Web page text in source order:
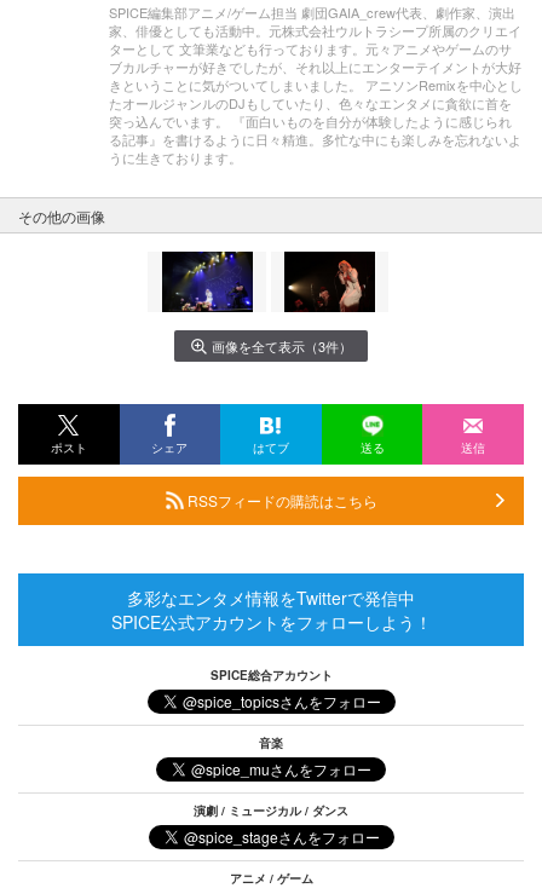
SPICE編集部アニメ/ゲーム担当 劇団GAIA_crew代表、劇作家、演出
家、俳優としても活動中。元株式会社ウルトラシープ所属のクリエイ
ターとして 文筆業なども行っております。元々アニメやゲームのサ
ブカルチャーが好きでしたが、それ以上にエンターテイメントが大好
きということに気がついてしまいました。 アニソンRemixを中心とし
たオールジャンルのDJもしていたり、色々なエンタメに貪欲に首を
突っ込んでいます。 『面白いものを自分が体験したように感じられ
る記事』を書けるように日々精進。多忙な中にも楽しみを忘れないよ
うに生きております。
その他の画像
画像を全て表示（3件）
ポスト シェア はてブ 送る 送信
RSSフィードの購読はこちら
多彩なエンタメ情報をTwitterで発信中
SPICE公式アカウントをフォローしよう！
SPICE総合アカウント
音楽
演劇 / ミュージカル / ダンス
アニメ / ゲーム